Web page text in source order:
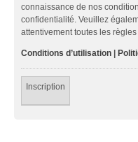
connaissance de nos
confidentialité. Veuillez
attentivement toutes les
Conditions d’utilisation |
Inscription